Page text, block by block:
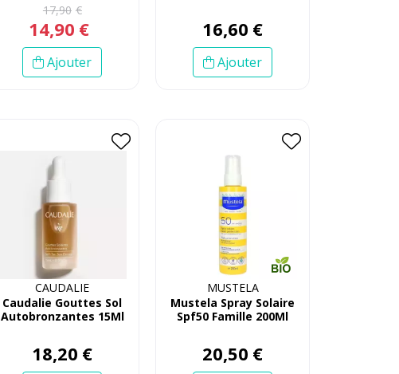
17,90 €
14,90 €
Ajouter
16,60 €
Ajouter
CAUDALIE
Caudalie Gouttes Sol
Autobronzantes 15Ml
18,20 €
MUSTELA
Mustela Spray Solaire
Spf50 Famille 200Ml
20,50 €